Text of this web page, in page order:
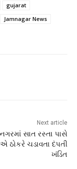
gujarat
Jamnagar News
Next article
સાત રસ્તા પાસે
ઠોકરે ચડાવતા દંપતી
ખંડિત